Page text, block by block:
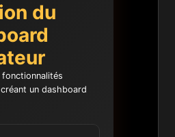
du
fonctionnalités
un dashboard